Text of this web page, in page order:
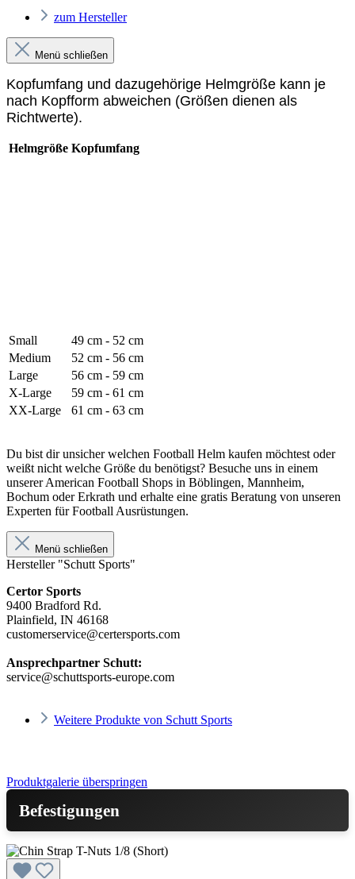
zum Hersteller
Menü schließen
Kopfumfang und dazugehörige Helmgröße kann je
nach Kopfform abweichen (Größen dienen als
Richtwerte).
Helmgröße Kopfumfang
Small
49 cm - 52 cm
Medium
52 cm - 56 cm
Large
56 cm - 59 cm
X-Large
59 cm - 61 cm
XX-Large
61 cm - 63 cm
Du bist dir unsicher welchen Football Helm kaufen möchtest oder
weißt nicht welche Größe du benötigst? Besuche uns in einem
unserer American Football Shops in Böblingen, Mannheim,
Bochum oder Erkrath und erhalte eine gratis Beratung von unseren
Experten für Football Ausrüstungen.
Menü schließen
Hersteller "Schutt Sports"
Certor Sports
9400 Bradford Rd.
Plainfield, IN 46168
customerservice@certersports.com
Ansprechpartner Schutt:
service@schuttsports-europe.com
Weitere Produkte von Schutt Sports
Produktgalerie überspringen
Befestigungen